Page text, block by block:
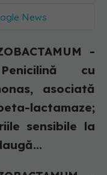
News
-
cu
asociată
lactamaze;
sensibile la